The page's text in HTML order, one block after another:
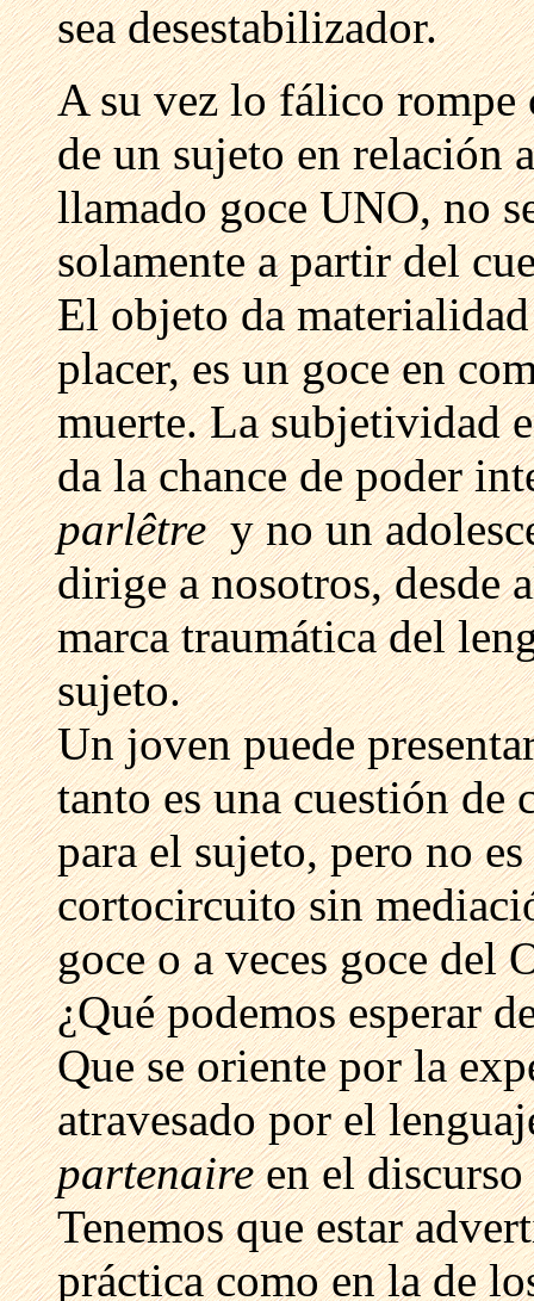
sea desestabilizador.
A su vez lo fálico rompe
de un sujeto en relación
llamado goce UNO, no
solamente a partir del
El objeto da
placer, es un goce en
muerte. La subjetividad
da la chance de poder
parlêtrey no un
dirige a nosotros, desde
marca traumática del
sujeto.
Un joven puede
tanto es una cuestión de
para el sujeto, pero no
cortocircuito sin
goce o a veces goce del
¿Qué podemos esperar
Que se oriente por la
atravesado por el
partenaireen el discurso
Tenemos que estar
práctica como en la de